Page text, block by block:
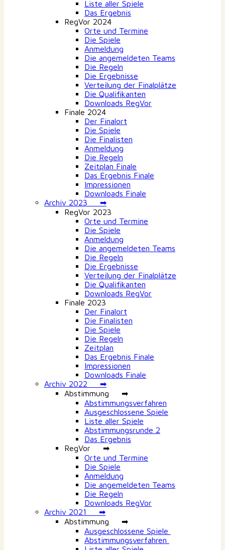
Liste aller Spiele
Das Ergebnis
RegVor 2024
Orte und Termine
Die Spiele
Anmeldung
Die angemeldeten Teams
Die Regeln
Die Ergebnisse
Verteilung der Finalplätze
Die Qualifikanten
Downloads RegVor
Finale 2024
Der Finalort
Die Spiele
Die Finalisten
Anmeldung
Die Regeln
Zeitplan Finale
Das Ergebnis Finale
Impressionen
Downloads Finale
Archiv 2023 ➡
RegVor 2023
Orte und Termine
Die Spiele
Anmeldung
Die angemeldeten Teams
Die Regeln
Die Ergebnisse
Verteilung der Finalplätze
Die Qualifikanten
Downloads RegVor
Finale 2023
Der Finalort
Die Finalisten
Die Spiele
Die Regeln
Zeitplan
Das Ergebnis Finale
Impressionen
Downloads Finale
Archiv 2022 ➡
Abstimmung ➡
Abstimmungsverfahren
Ausgeschlossene Spiele
Liste aller Spiele
Abstimmungsrunde 2
Das Ergebnis
RegVor ➡
Orte und Termine
Die Spiele
Anmeldung
Die angemeldeten Teams
Die Regeln
Downloads RegVor
Archiv 2021 ➡
Abstimmung ➡
Ausgeschlossene Spiele
Abstimmungsverfahren